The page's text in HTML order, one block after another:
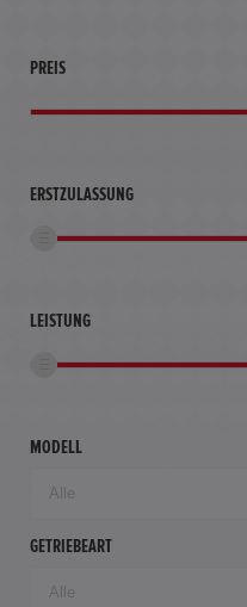
PREIS
ERSTZULASSUNG
LEISTUNG
MODELL
GETRIEBEART